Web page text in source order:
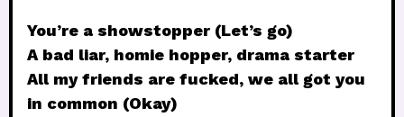
You’re a showstopper (Let’s go)
A bad liar, homie hopper, drama starter
All my friends are fucked, we all got you
in common (Okay)